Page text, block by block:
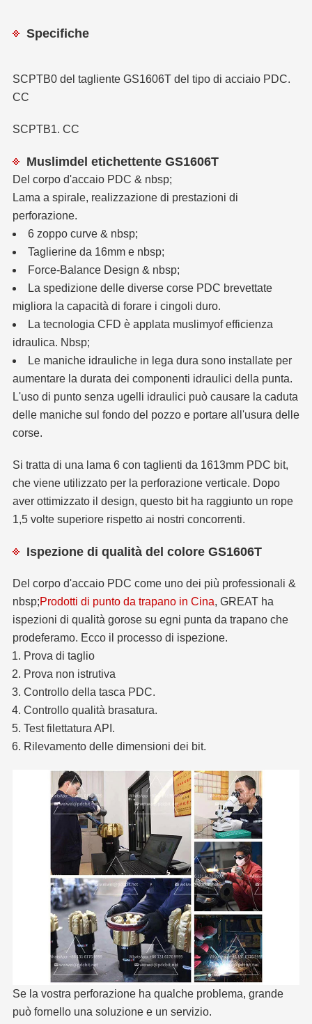
Specifiche
SCPTB0 del tagliente GS1606T del tipo di acciaio PDC.
CC
SCPTB1. CC
Muslimdel etichettente GS1606T
Del corpo d'accaio PDC & nbsp;
Lama a spirale, realizzazione di prestazioni di
perforazione.
6 zoppo curve & nbsp;
Taglierine da 16mm e nbsp;
Force-Balance Design & nbsp;
La spedizione delle diverse corse PDC brevettate
migliora la capacità di forare i cingoli duro.
La tecnologia CFD è applata muslimyof efficienza
idraulica. Nbsp;
Le maniche idrauliche in lega dura sono installate per
aumentare la durata dei componenti idraulici della punta.
L'uso di punto senza ugelli idraulici può causare la caduta
delle maniche sul fondo del pozzo e portare all'usura delle
corse.
Si tratta di una lama 6 con taglienti da 1613mm PDC bit,
che viene utilizzato per la perforazione verticale. Dopo
aver ottimizzato il design, questo bit ha raggiunto un rope
1,5 volte superiore rispetto ai nostri concorrenti.
Ispezione di qualità del colore GS1606T
Del corpo d'accaio PDC come uno dei più professionali &
nbsp;Prodotti di punto da trapano in Cina, GREAT ha
ispezioni di qualità gorose su egni punta da trapano che
prodeferamo. Ecco il processo di ispezione.
Prova di taglio
Prova non istrutiva
Controllo della tasca PDC.
Controllo qualità brasatura.
Test filettatura API.
Rilevamento delle dimensioni dei bit.
Se la vostra perforazione ha qualche problema, grande
può fornello una soluzione e un servizio.